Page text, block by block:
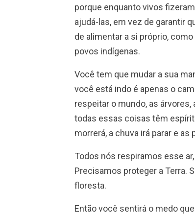
porque enquanto vivos
ajudá-las, em vez de garantir
de alimentar a si próprio,
povos indígenas.
Você tem que mudar a sua
você está indo é apenas o
respeitar o mundo, as árvores,
todas essas coisas têm
morrerá, a chuva irá parar e
Todos nós respiramos esse
Precisamos proteger a Terra.
floresta.
Então você sentirá o medo